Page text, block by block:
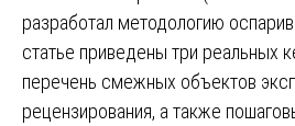
разработал методологию
статье приведены три реальных
перечень смежных объектов
рецензирования, а также